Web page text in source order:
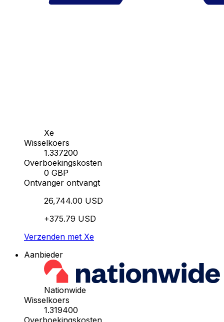
Xe
Wisselkoers
1.337200
Overboekingskosten
0 GBP
Ontvanger ontvangt
26,744.00 USD
+375.79 USD
Verzenden met Xe
Aanbieder
Nationwide
Wisselkoers
1.319400